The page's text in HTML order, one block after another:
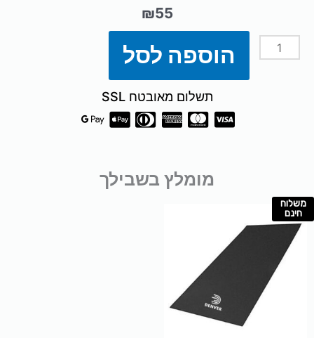
₪55
כמות
מ"ל
רטרו
הוספה לסל
תשלום מאובטח SSL
מומלץ בשבילך
משלוח
חינם